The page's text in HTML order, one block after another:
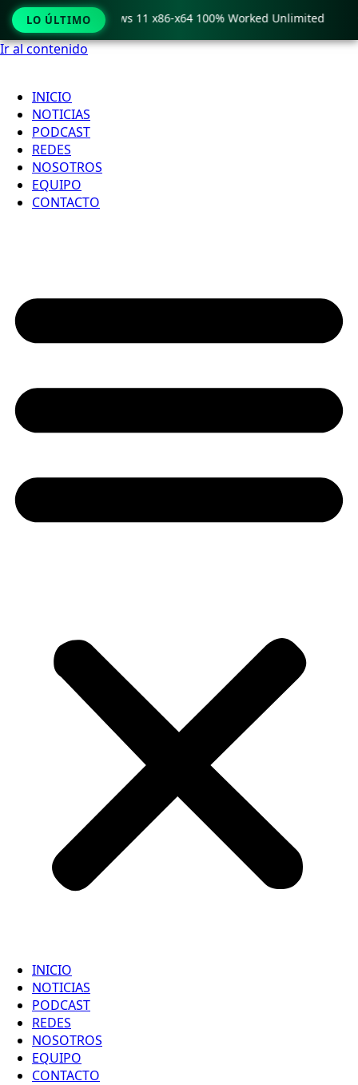
Ir al contenido
INICIO
NOTICIAS
PODCAST
REDES
NOSOTROS
EQUIPO
CONTACTO
INICIO
NOTICIAS
PODCAST
REDES
NOSOTROS
EQUIPO
CONTACTO
LO ÚLTIMO
Crack only Windows 11 x86-x64 100% Worked Unlimited